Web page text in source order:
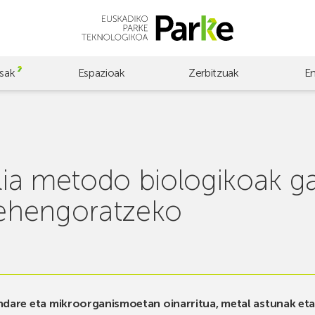
Espazioak Zerbitzuak
metodo biologikoak
eta mikroorganismoetan oinarritua, metal astunak